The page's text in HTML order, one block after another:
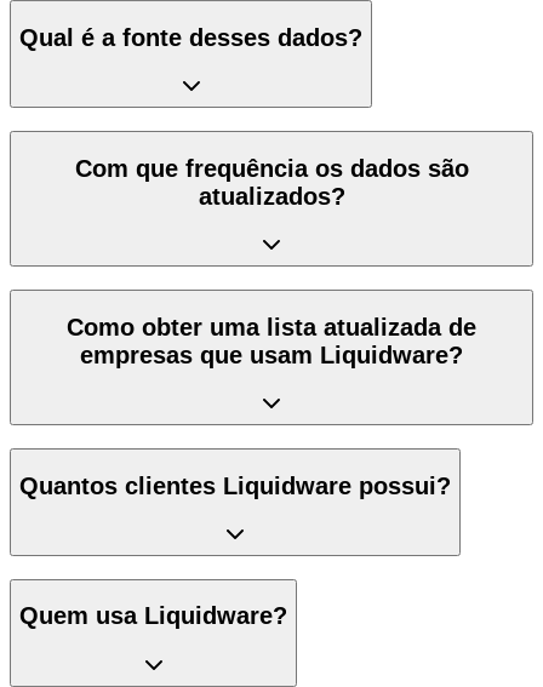
Qual é a fonte desses dados?
Com que frequência os dados são
atualizados?
Como obter uma lista atualizada de
empresas que usam Liquidware?
Quantos clientes Liquidware possui?
Quem usa Liquidware?